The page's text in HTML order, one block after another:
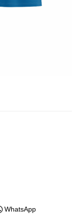
WhatsApp